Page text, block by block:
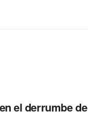
el derrumbe de